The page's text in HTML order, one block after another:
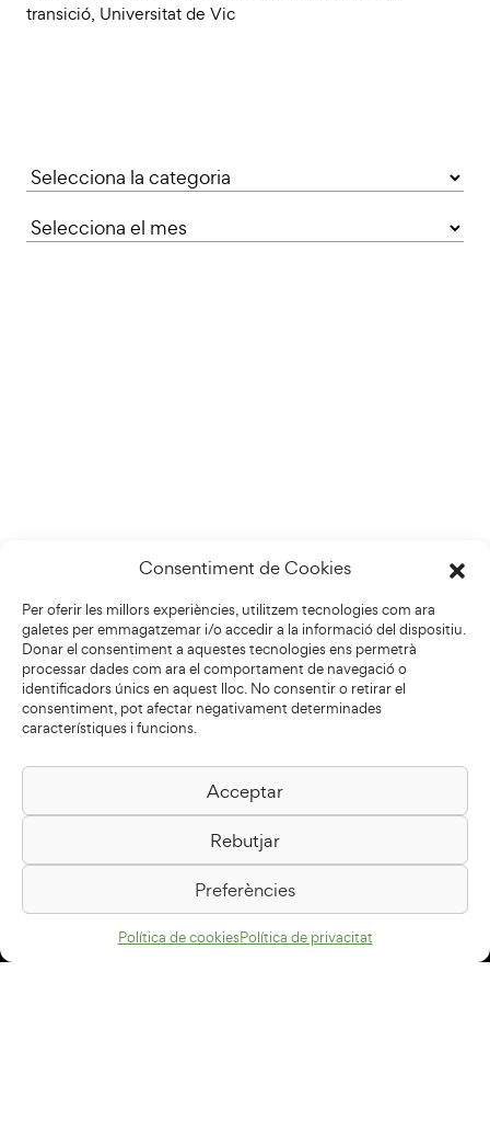
Consentiment de Cookies
Per oferir les millors experiències, utilitzem tecnologies com ara
galetes per emmagatzemar i/o accedir a la informació del dispositiu.
Donar el consentiment a aquestes tecnologies ens permetrà
processar dades com ara el comportament de navegació o
identificadors únics en aquest lloc. No consentir o retirar el
consentiment, pot afectar negativament determinades
característiques i funcions.
Acceptar
Rebutjar
Preferències
Política de cookiesPolítica de privacitat
transició, Universitat de Vic
Categories
Biblioteca Pilarin Bayés
Passeig de la Generalitat, 1
08500 Vic